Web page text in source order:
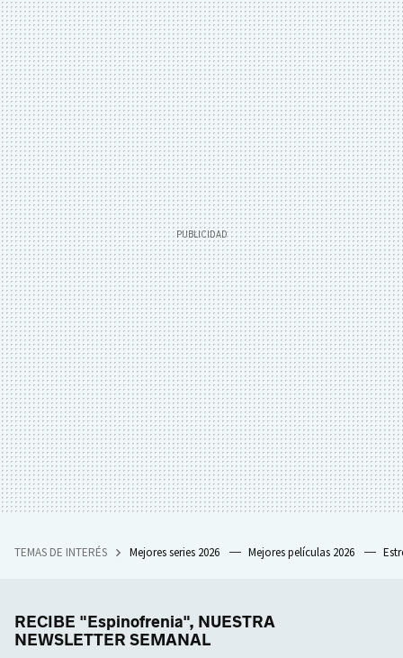
TEMAS DE INTERÉS Mejores series 2026 Mejores películas 2026
RECIBE "Espinofrenia", NUESTRA
NEWSLETTER SEMANAL